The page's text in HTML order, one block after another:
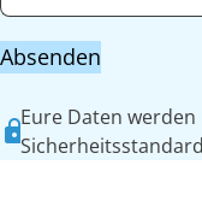
Absenden
Eure Daten